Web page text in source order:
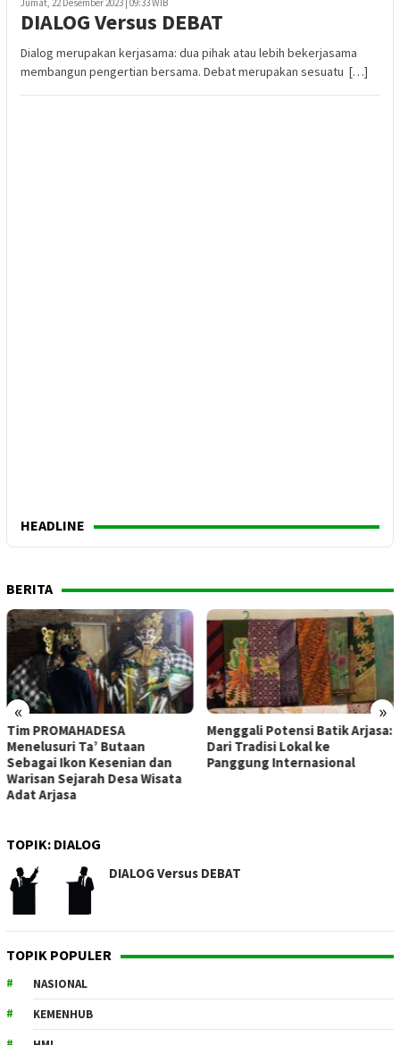
DIALOG Versus DEBAT
Dialog merupakan kerjasama: dua pihak atau lebih bekerjasama
membangun pengertian bersama. Debat merupakan sesuatu […]
HEADLINE
BERITA
« »
Tim PROMAHADESA
Menelusuri Ta’ Butaan
Sebagai Ikon Kesenian dan
Warisan Sejarah Desa Wisata
Adat Arjasa
Menggali Potensi Batik Arjasa:
Dari Tradisi Lokal ke
Panggung Internasional
TOPIK: DIALOG
DIALOG Versus DEBAT
TOPIK POPULER
NASIONAL
KEMENHUB